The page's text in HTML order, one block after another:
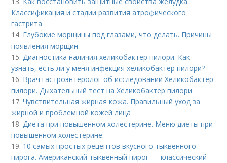
Классификация и стадии развития атрофического
гастрита
14. Глубокие морщины под глазами, что делать. Причины
появления морщин
15.Диагностика наличия хеликобактер пилори. Как
узнать, есть ли у меня инфекция хеликобактер пилори?
16. Врач гастроэнтеролог об исследовании Хеликобактер
пилори. Дыхательный тест на Хеликобактер пилори
17.Чувствительная жирная кожа. Правильный уход за
жирной и проблемной кожей лица
18.Диета при повышенном холестерине. Меню диеты при
повышенном холестерине
19. 10 самых простых рецептов вкусного тыквенного
пирога. Американский тыквенный пирог — классический